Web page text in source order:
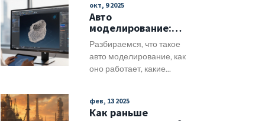
окт, 9 2025
Авто
моделирование:
определение,
принципы и примеры
Разбираемся, что такое
авто моделирование, как
оно работает, какие
производство для
ускорения разработки.
фев, 13 2025
Как раньше